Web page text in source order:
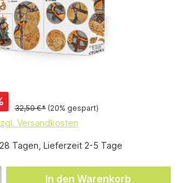
32,50 €* (20% gespart)
Versandkosten
Tagen, Lieferzeit 2-5 Tage
In den Warenkorb